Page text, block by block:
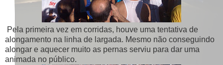
Pela primeira vez em corridas, houve uma tentativa de
alongamento na linha de largada. Mesmo não conseguindo
alongar e aquecer muito as pernas serviu para dar uma
animada no público.